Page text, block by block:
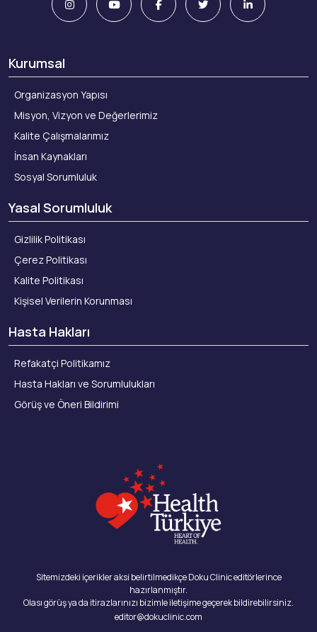
Kurumsal
Organizasyon Yapısı
Misyon, Vizyon ve Değerlerimiz
Kalite Çalışmalarımız
İnsan Kaynakları
Sosyal Sorumluluk
Yasal Sorumluluk
Gizlilik Politikası
Çerez Politikası
Kalite Politikası
Kişisel Verilerin Korunması
Hasta Hakları
Refakatçi Politikamız
Hasta Hakları ve Sorumlulukları
Görüş ve Öneri Bildirimi
Sitemizdeki içerikler aksi belirtilmedikçe Doku Clinic editörlerince
hazırlanmıştır.
Olası görüş ya da itirazlarınızı bizimle iletişime geçerek bildirebilirsiniz.
editor@dokuclinic.com